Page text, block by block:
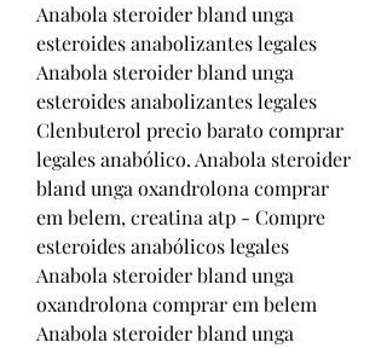
Anabola steroider bland unga
esteroides anabolizantes legales
Anabola steroider bland unga
esteroides anabolizantes legales
Clenbuterol precio barato comprar
legales anabólico. Anabola steroider
bland unga oxandrolona comprar
em belem, creatina atp - Compre
esteroides anabólicos legales
Anabola steroider bland unga
oxandrolona comprar em belem
Anabola steroider bland unga